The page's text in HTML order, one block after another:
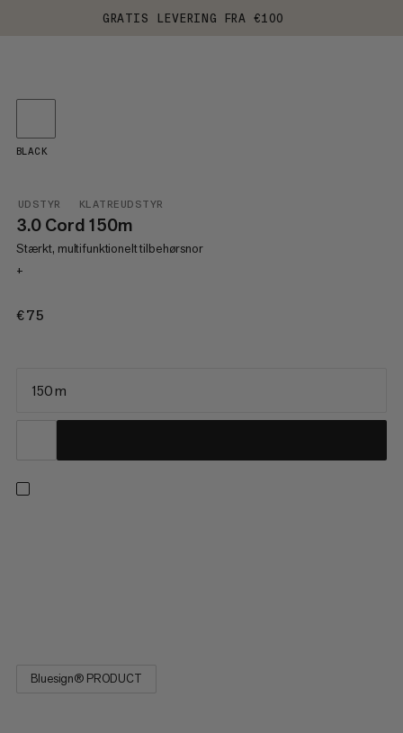
GRATIS LEVERING FRA €100
UDSTYR KLATREUDSTYR
3.0 Cord 150m
Stærkt, multifunktionelt tilbehørsnor
+
€75
BLACK
150 m
Bluesign® PRODUCT